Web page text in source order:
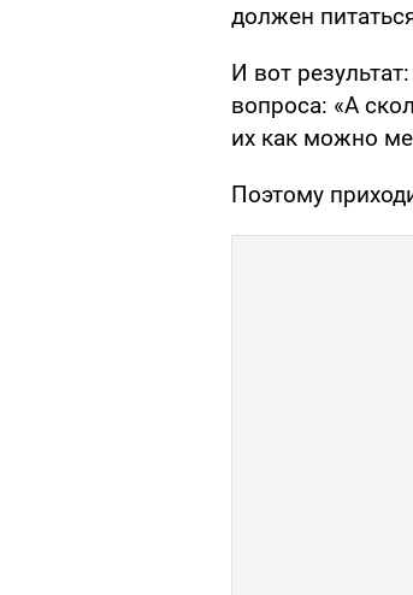
должен
И вот
вопроса: «А
их как можно
Поэтому